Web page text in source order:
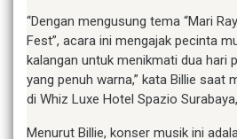
“Dengan mengusung tema “Mari
Fest”, acara ini mengajak pecinta
kalangan untuk menikmati dua hari
yang penuh warna,” kata Billie saat
di Whiz Luxe Hotel Spazio
Menurut Billie, konser musik ini